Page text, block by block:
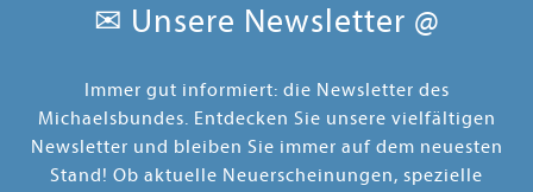
✉ Unsere Newsletter @
Immer gut informiert: die Newsletter des
Michaelsbundes. Entdecken Sie unsere vielfältigen
Newsletter und bleiben Sie immer auf dem neuesten
Stand! Ob aktuelle Neuerscheinungen, spezielle